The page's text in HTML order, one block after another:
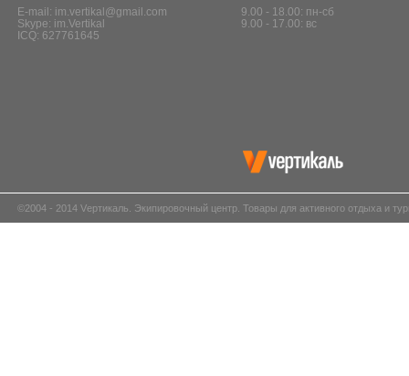
E-mail: im.vertikal@gmail.com
Skype: im.Vertikal
ICQ: 627761645
9.00 - 18.00: пн-сб
9.00 - 17.00: вс
©2004 - 2014 Vертикаль. Экипировочный центр. Товары для активного отдыха и